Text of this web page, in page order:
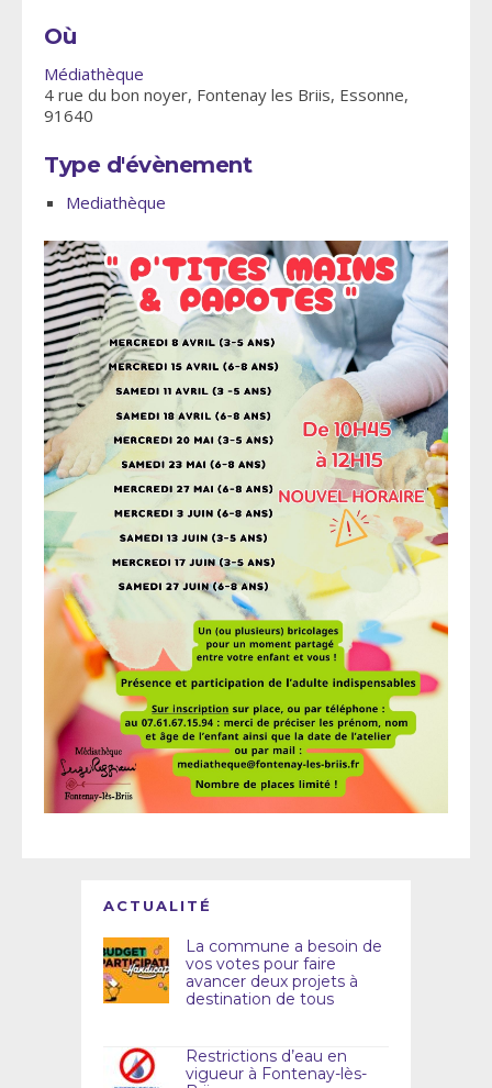
Où
Médiathèque
4 rue du bon noyer, Fontenay les Briis, Essonne,
91640
Type d'évènement
Mediathèque
ACTUALITÉ
La commune a besoin de
vos votes pour faire
avancer deux projets à
destination de tous
Restrictions d’eau en
vigueur à Fontenay-lès-